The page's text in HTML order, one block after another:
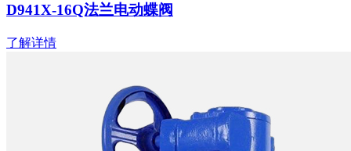
D941X-16Q法兰电动蝶阀
了解详情